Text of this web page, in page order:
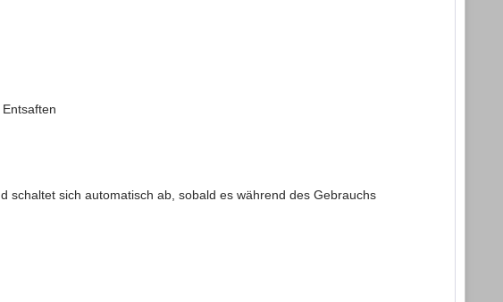
sich automatisch ab, sobald es während des Gebrauchs